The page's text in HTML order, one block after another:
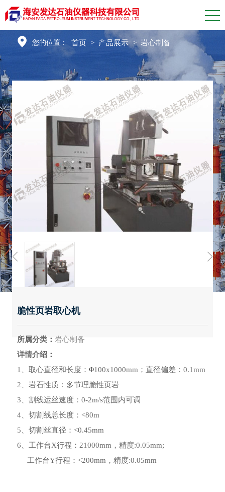
您的位置： 首页 > 产品展示 > 岩心制备
脆性页岩取心机
所属分类： 岩心制备
详情介绍：
1、取心直径和长度： Φ100x1000mm；直径偏差：0.1mm
2、岩石性质：多节理脆性页岩
3、割线运丝速度：0-2m/s范围内可调
4、切割线总长度：<80m
5、切割丝直径：<0.45mm
6、工作台X行程：21000mm，精度:0.05mm;
工作台Y行程：<200mm，精度:0.05mm